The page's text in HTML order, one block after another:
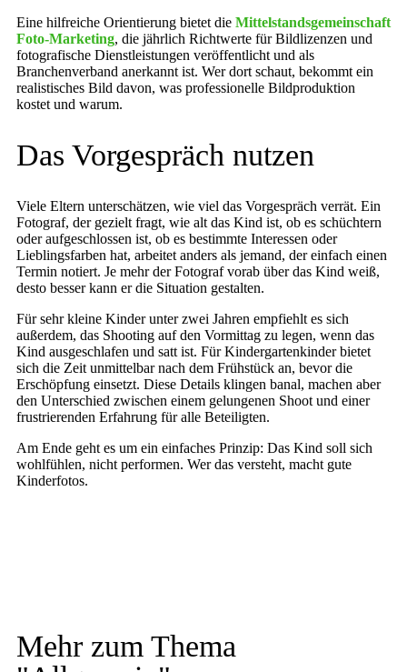
Eine hilfreiche Orientierung bietet die Mittelstandsgemeinschaft
Foto-Marketing, die jährlich Richtwerte für Bildlizenzen und
fotografische Dienstleistungen veröffentlicht und als
Branchenverband anerkannt ist. Wer dort schaut, bekommt ein
realistisches Bild davon, was professionelle Bildproduktion
kostet und warum.
Das Vorgespräch nutzen
Viele Eltern unterschätzen, wie viel das Vorgespräch verrät. Ein
Fotograf, der gezielt fragt, wie alt das Kind ist, ob es schüchtern
oder aufgeschlossen ist, ob es bestimmte Interessen oder
Lieblingsfarben hat, arbeitet anders als jemand, der einfach einen
Termin notiert. Je mehr der Fotograf vorab über das Kind weiß,
desto besser kann er die Situation gestalten.
Für sehr kleine Kinder unter zwei Jahren empfiehlt es sich
außerdem, das Shooting auf den Vormittag zu legen, wenn das
Kind ausgeschlafen und satt ist. Für Kindergartenkinder bietet
sich die Zeit unmittelbar nach dem Frühstück an, bevor die
Erschöpfung einsetzt. Diese Details klingen banal, machen aber
den Unterschied zwischen einem gelungenen Shoot und einer
frustrierenden Erfahrung für alle Beteiligten.
Am Ende geht es um ein einfaches Prinzip: Das Kind soll sich
wohlfühlen, nicht performen. Wer das versteht, macht gute
Kinderfotos.
Mehr zum Thema